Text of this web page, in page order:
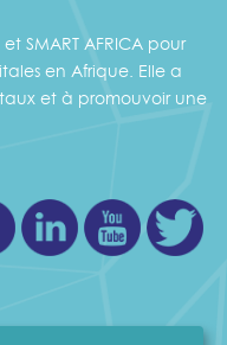
SMART AFRICA pour
en Afrique. Elle a
et à promouvoir une
FacebookLinkedin Youtube